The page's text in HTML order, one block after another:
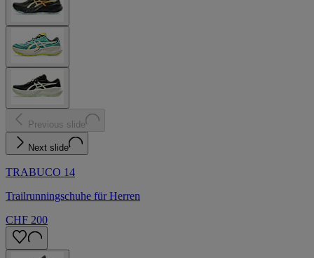
Previous slide
Next slide
TRABUCO 14
Trailrunningschuhe für Herren
CHF 200